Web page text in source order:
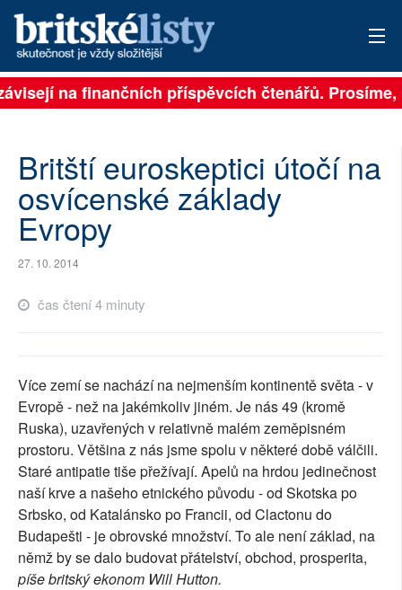
PŘIHLÁSIT
ARCHIV
ROZHOVORY
TÉMATA
NEJČTENĚJŠÍ ZA 7 DNÍ
PŘÍSPĚVKY NA PROVOZ
SOCIÁLNÍ SÍTĚ
RUBRIKY
PLNÁ VERZE STRÁNEK
na finančních příspěvcích čtenářů. Prosíme,
Britští euroskeptici útočí na
osvícenské základy
Evropy
27. 10. 2014
čas čtení 4 minuty
Více zemí se nachází na nejmenším kontinentě světa - v
Evropě - než na jakémkoliv jiném. Je nás 49 (kromě
Ruska), uzavřených v relativně malém zeměpisném
prostoru. Většina z nás jsme spolu v některé době válčili.
Staré antipatie tiše přežívají. Apelů na hrdou jedinečnost
naší krve a našeho etnického původu - od Skotska po
Srbsko, od Katalánsko po Francii, od Clactonu do
Budapešti - je obrovské množství. To ale není základ, na
němž by se dalo budovat přátelství, obchod, prosperita,
píše britský ekonom Will Hutton.